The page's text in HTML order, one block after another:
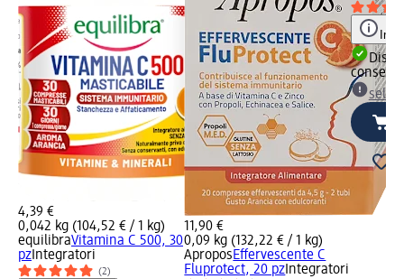
4,39 €
0,042 kg (104,52 € / 1 kg)
equilibraVitamina C 500, 30
pz Integratori
(2)
11,90 €
0,09 kg (132,22 € / 1 kg)
AproposEffervescente C
Fluprotect, 20 pz Integratori